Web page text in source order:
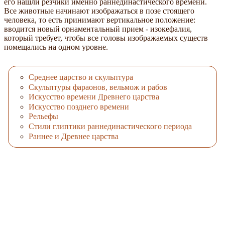
Все животные начинают изображаться в позе стоящего
человека, то есть принимают вертикальное положение:
вводится новый орнаментальный прием - изокефалия,
который требует, чтобы все головы изображаемых существ
помещались на одном уровне.
Среднее царство и скульптура
Скульптуры фараонов, вельмож и рабов
Искусство времени Древнего царства
Искусство позднего времени
Рельефы
Стили глиптики раннединастического периода
Раннее и Древнее царства